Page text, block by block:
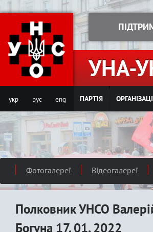
Jump to navigation
УНА-
укр рус eng ПАРТІЯ
Фотогалереї Відеогалереї
Полковник УНСО
Богуна 17. 01. 2022